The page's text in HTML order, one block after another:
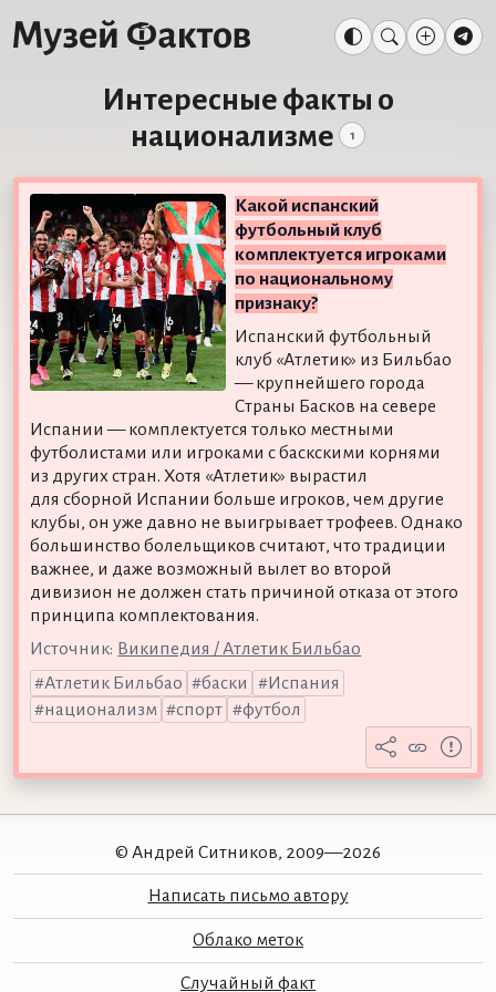
Интересные факты о
национализме
1
Какой испанский
футбольный клуб
комплектуется игроками
по национальному
признаку?
Испанский футбольный
клуб «Атлетик» из Бильбао
— крупнейшего города
Страны Басков на севере
Испании — комплектуется только местными
футболистами или игроками с баскскими корнями
из других стран. Хотя «Атлетик» вырастил
для сборной Испании больше игроков, чем другие
клубы, он уже давно не выигрывает трофеев. Однако
большинство болельщиков считают, что традиции
важнее, и даже возможный вылет во второй
дивизион не должен стать причиной отказа от этого
принципа комплектования.
Источник: Википедия / Атлетик Бильбао
Атлетик Бильбао
баски
Испания
национализм
спорт футбол
© Андрей Ситников, 2009—2026
Написать письмо автору
Облако меток
Случайный факт